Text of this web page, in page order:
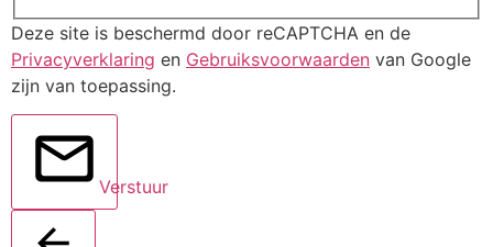
Deze site is beschermd door reCAPTCHA en de
Privacyverklaring en Gebruiksvoorwaarden van Google
zijn van toepassing.
Verstuur